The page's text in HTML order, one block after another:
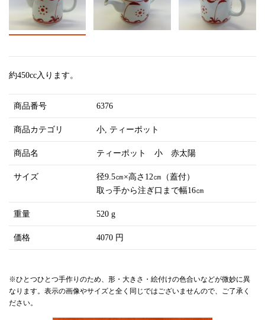
約450cc入ります。
商品番号 6376
商品カテゴリ 小 ティーポット
商品名 ティーポット 小 赤太陽
サイズ
径9.5㎝×高さ12㎝（蓋付）
取っ手から注ぎ口まで幅16㎝
重量 520 g
価格 4070 円
※ひとつひとつ手作りのため、形・大きさ・絵付けの色合いなどが微妙に異
なります。表示の画像やサイズと全く同じではございませんので、ご了承く
ださい。